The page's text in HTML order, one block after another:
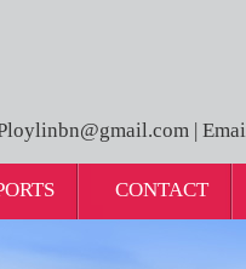
|
CONTACT